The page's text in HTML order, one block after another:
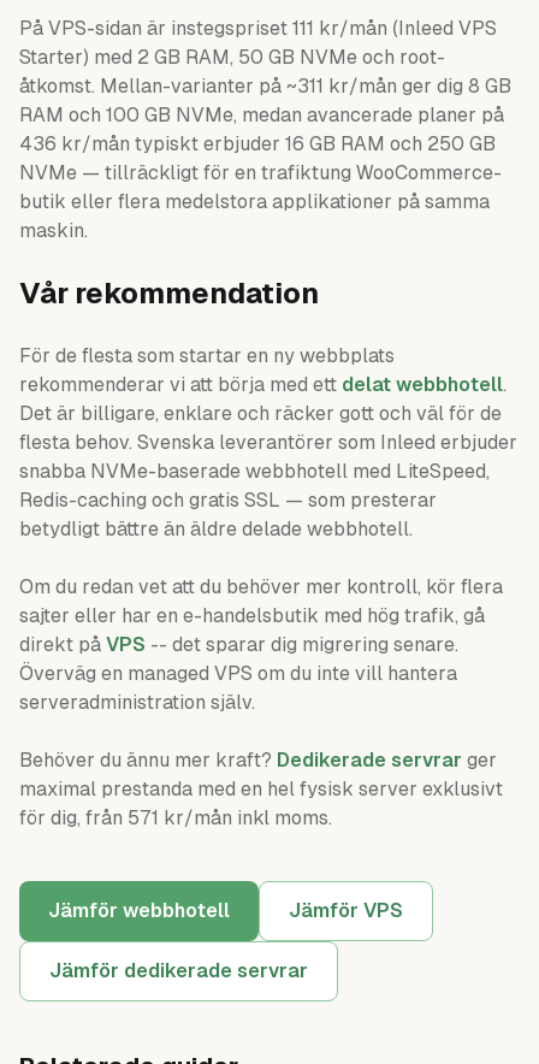
På VPS-sidan är instegspriset 111 kr/mån (Inleed VPS
Starter) med 2 GB RAM, 50 GB NVMe och root-
åtkomst. Mellan-varianter på ~311 kr/mån ger dig 8 GB
RAM och 100 GB NVMe, medan avancerade planer på
436 kr/mån typiskt erbjuder 16 GB RAM och 250 GB
NVMe — tillräckligt för en trafiktung WooCommerce-
butik eller flera medelstora applikationer på samma
maskin.
Vår rekommendation
För de flesta som startar en ny webbplats
rekommenderar vi att börja med ett delat webbhotell.
Det är billigare, enklare och räcker gott och väl för de
flesta behov. Svenska leverantörer som Inleed erbjuder
snabba NVMe-baserade webbhotell med LiteSpeed,
Redis-caching och gratis SSL — som presterar
betydligt bättre än äldre delade webbhotell.
Om du redan vet att du behöver mer kontroll, kör flera
sajter eller har en e-handelsbutik med hög trafik, gå
direkt på VPS -- det sparar dig migrering senare.
Överväg en managed VPS om du inte vill hantera
serveradministration själv.
Behöver du ännu mer kraft? Dedikerade servrar ger
maximal prestanda med en hel fysisk server exklusivt
för dig, från 571 kr/mån inkl moms.
Jämför webbhotell Jämför VPS
Jämför dedikerade servrar